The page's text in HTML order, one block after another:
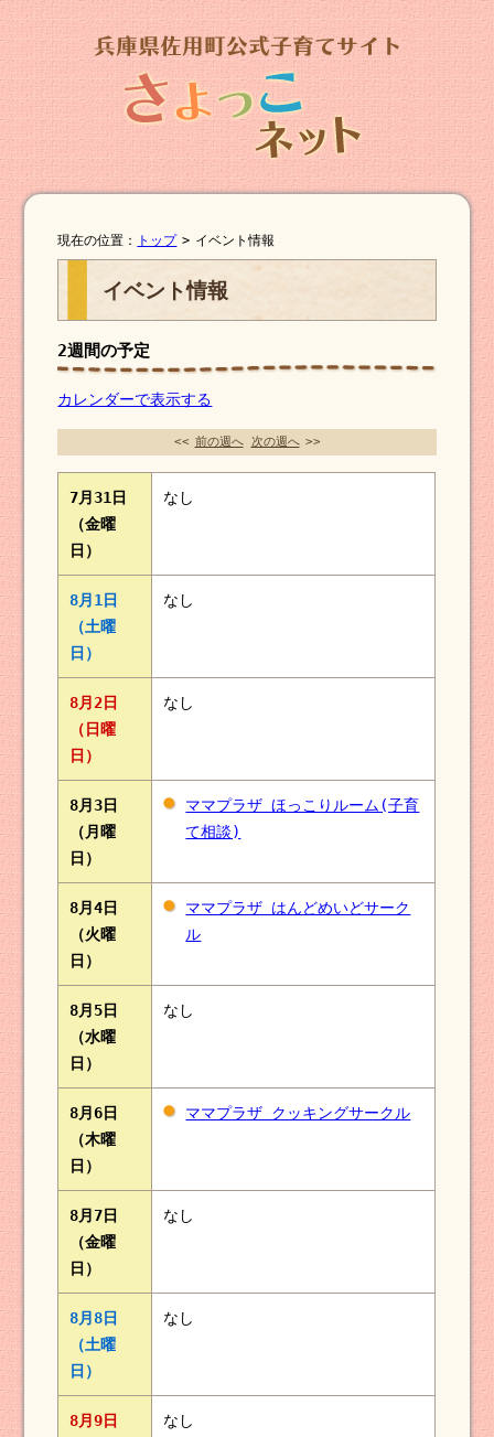
現在の位置： トップ > イベント情報
イベント情報
2週間の予定
カレンダーで表示する
<< 前の週へ 次の週へ >>
7月31日
（金曜
日）
なし
8月1日
（土曜
日）
なし
8月2日
（日曜
日）
なし
8月3日
（月曜
日）
ママプラザ ほっこりルーム(子育
て相談)
8月4日
（火曜
日）
ママプラザ はんどめいどサーク
ル
8月5日
（水曜
日）
なし
8月6日
（木曜
日）
ママプラザ クッキングサークル
8月7日
（金曜
日）
なし
8月8日
（土曜
日）
なし
8月9日
なし